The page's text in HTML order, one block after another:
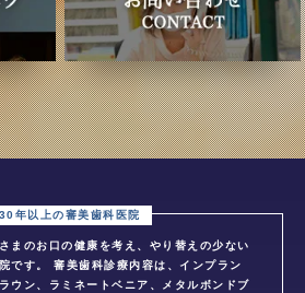
まのお口の健康を考え、やり替えの少ない
です。 審美歯科診療内容は、インプラン
ウン、ラミネートベニア、メタルボンドブ